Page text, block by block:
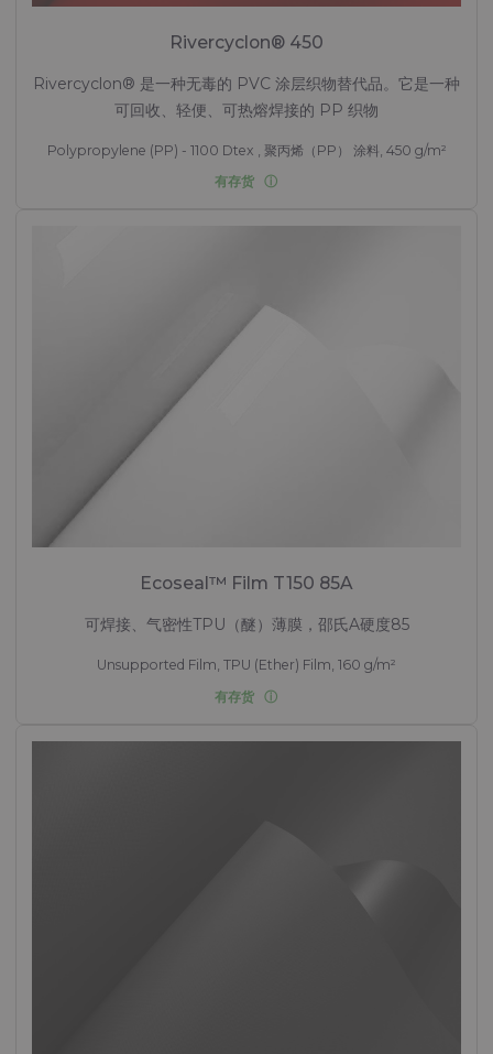
Rivercyclon® 450
Rivercyclon® 是一种无毒的 PVC 涂层织物替代品。它是一种
可回收、轻便、可热熔焊接的 PP 织物
Polypropylene (PP) - 1100 Dtex , 聚丙烯（PP） 涂料, 450 g/m²
有存货
Ecoseal™ Film T150 85A
可焊接、气密性TPU（醚）薄膜，邵氏A硬度85
Unsupported Film, TPU (Ether) Film, 160 g/m²
有存货